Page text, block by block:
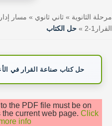
مرحلة الثانوية » ثاني ثانوي » مسار
القرار1-2
» حل الكتاب
حل كتاب صناعة القرار في
the PDF file must be on
current web page. Click
info